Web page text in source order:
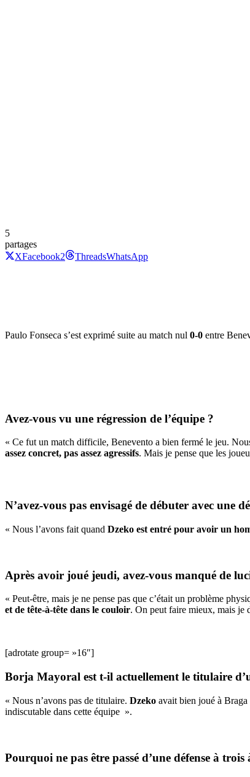
5
partages
XFacebook2 ThreadsWhatsApp
Paulo Fonseca s’est exprimé suite au match nul 0-0 entre
Avez-vous vu une régression de l’équipe ?
« Ce fut un match difficile, Benevento a bien fermé le jeu.
assez concret, pas assez agressifs. Mais je pense que les
N’avez-vous pas envisagé de débuter avec une
« Nous l’avons fait quand Dzeko est entré pour avoir un
Après avoir joué jeudi, avez-vous manqué de
« Peut-être, mais je ne pense pas que c’était un problème
et de tête-à-tête dans le couloir. On peut faire mieux, mais je
[adrotate group= »16″]
Borja Mayoral est t-il actuellement le titulaire
« Nous n’avons pas de titulaire. Dzeko avait bien joué à Braga
indiscutable dans cette équipe ».
Pourquoi ne pas être passé d’une défense à trois